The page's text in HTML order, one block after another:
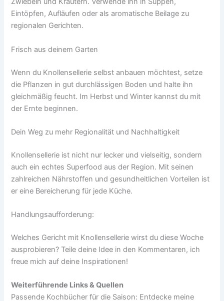
Eintöpfen, Aufläufen oder als aromatische Beilage zu
regionalen Gerichten.
Frisch aus deinem Garten
Wenn du Knollensellerie selbst anbauen möchtest, setze
die Pflanzen in gut durchlässigen Boden und halte ihn
gleichmäßig feucht. Im Herbst und Winter kannst du mit
der Ernte beginnen.
Dein Weg zu mehr Regionalität und Nachhaltigkeit
Knollensellerie ist nicht nur lecker und vielseitig, sondern
auch ein echtes Superfood aus der Region. Mit seinen
zahlreichen Nährstoffen und gesundheitlichen Vorteilen ist
er eine Bereicherung für jede Küche.
Handlungsaufforderung:
Welches Gericht mit Knollensellerie wirst du diese Woche
ausprobieren? Teile deine Idee in den Kommentaren, ich
freue mich auf deine Inspirationen!
Weiterführende Links & Quellen
Passende Kochbücher für die Saison: Entdecke meine